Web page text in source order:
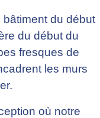
du début
du début du
fresques de
les murs
où notre